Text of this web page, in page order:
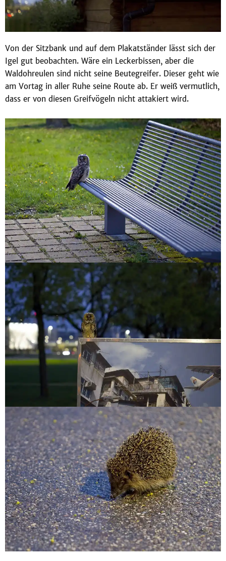
Von der Sitzbank und auf dem Plakatständer lässt sich der
Igel gut beobachten. Wäre ein Leckerbissen, aber die
Waldohreulen sind nicht seine Beutegreifer. Dieser geht wie
am Vortag in aller Ruhe seine Route ab. Er weiß vermutlich,
dass er von diesen Greifvögeln nicht attakiert wird.